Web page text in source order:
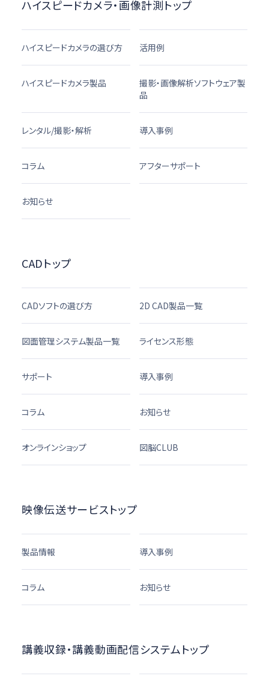
ハイスピードカメラ・画像計測トップ
ハイスピードカメラの選び方 活用例
ハイスピードカメラ製品
撮影・画像解析ソフトウェア製
品
レンタル/撮影・解析 導入事例
コラム アフターサポート
お知らせ
CADトップ
CADソフトの選び方 2D CAD製品一覧
図面管理システム製品一覧 ライセンス形態
サポート 導入事例
コラム お知らせ
オンラインショップ 図脳CLUB
映像伝送サービストップ
製品情報 導入事例
コラム お知らせ
講義収録・講義動画配信システムトップ